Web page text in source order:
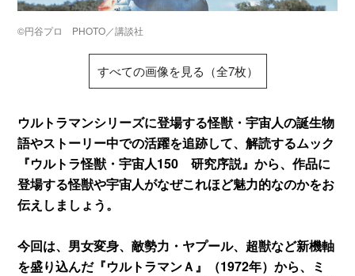
©円谷プロ PHOTO／講談社
すべての画像を見る（全7枚）
ウルトラマンシリーズに登場する怪獣・宇宙人の誕生物
語やストーリー中での活躍を追跡して、解読するムック
『ウルトラ怪獣・宇宙人150 研究序説』から、作品に
登場する怪獣や宇宙人がなぜこれほど魅力的なのかをお
伝えしましょう。
今回は、男女変身、敵勢力・ヤプール、超獣など新機軸
を盛り込んだ『ウルトラマンＡ』（1972年）から、ミ